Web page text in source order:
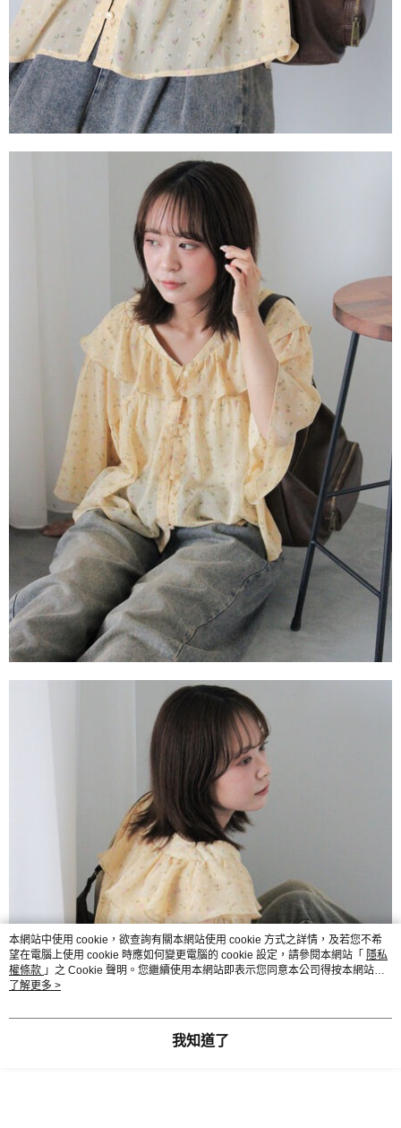
本網站中使用 cookie，欲查詢有關本網站使用 cookie 方式之詳情，及若您不希
望在電腦上使用 cookie 時應如何變更電腦的 cookie 設定，請參閱本網站「 隱私
權條款 」之 Cookie 聲明。您繼續使用本網站即表示您同意本公司得按本網站使
用條款之 Cookie 聲明使用 cookie。
了解更多 >
我知道了